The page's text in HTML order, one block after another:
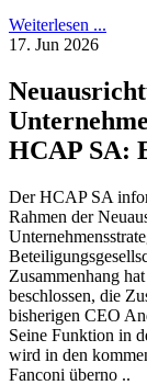
Weiterlesen ...
17. Jun 2026
HCAP SA:
Der HCAP SA
Rahmen der
Zusammenhang
beschlossen, die
bisherigen CEO
Seine Funktion in
wird in den
Fanconi überno ..